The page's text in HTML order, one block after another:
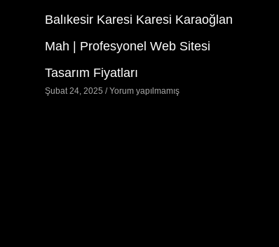
Balıkesir Karesi Karesi Karaoğlan
Mah | Profesyonel Web Sitesi
Tasarım Fiyatları
Şubat 24, 2025 Yorum yapılmamış